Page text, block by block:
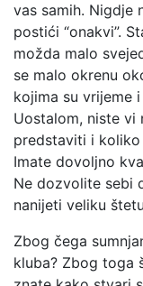
vas samih. Nigdje
postići “onakvi”.
možda malo
se malo okrenu
kojima su vrijeme
Uostalom, niste
predstaviti i
Imate dovoljno
Ne dozvolite sebi
nanijeti veliku
Zbog čega
kluba? Zbog toga